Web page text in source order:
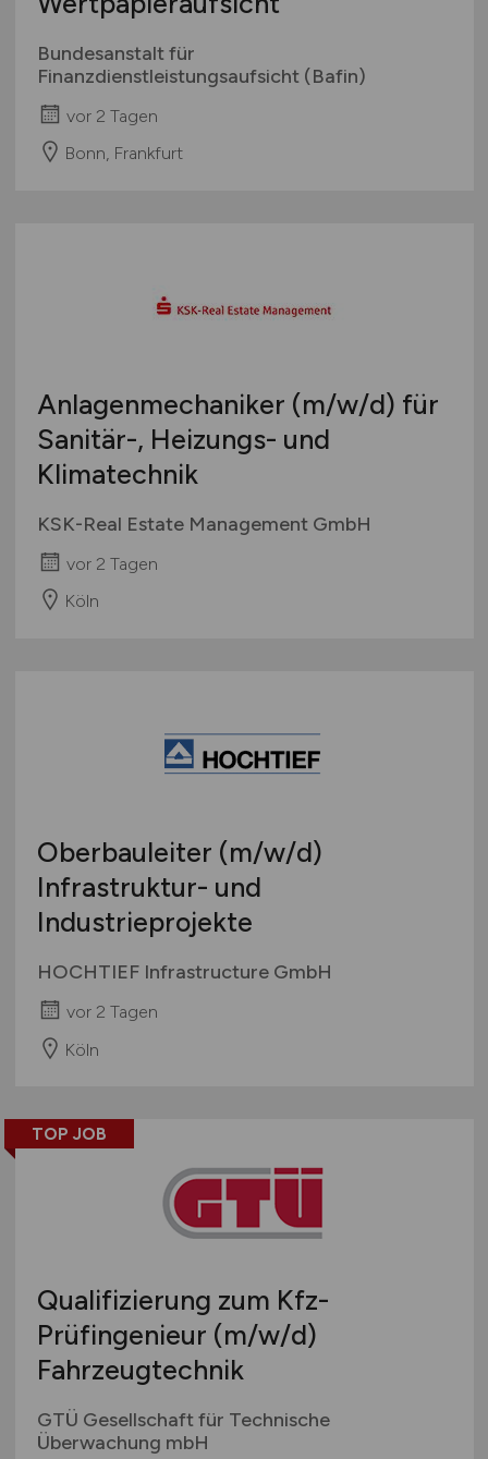
Bundesanstalt für
Finanzdienstleistungsaufsicht (Bafin)
vor 2 Tagen
Bonn, Frankfurt
Anlagenmechaniker (m/w/d) für
Sanitär-, Heizungs- und
Klimatechnik
KSK-Real Estate Management GmbH
vor 2 Tagen
Köln
Oberbauleiter (m/w/d)
Infrastruktur- und
Industrieprojekte
HOCHTIEF Infrastructure GmbH
vor 2 Tagen
Köln
TOP JOB
Qualifizierung zum Kfz-
Prüfingenieur (m/w/d)
Fahrzeugtechnik
GTÜ Gesellschaft für Technische
Überwachung mbH